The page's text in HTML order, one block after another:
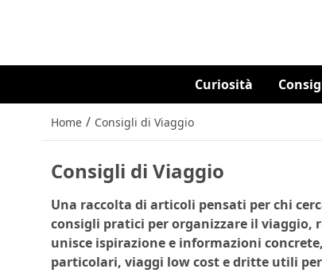
Curiosità
Home / Consigli di Viaggio
Consigli di Viaggio
Una raccolta di articoli pensati per chi
consigli pratici per organizzare il viaggio,
unisce ispirazione e informazioni
particolari, viaggi low cost e dritte utili